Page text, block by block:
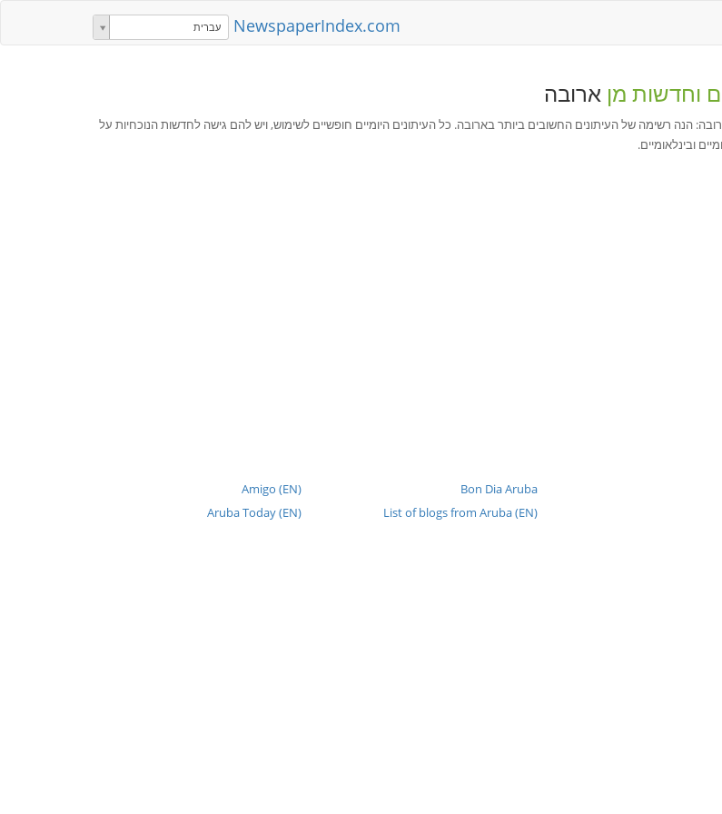
NewspaperIndex.com עברית
וחדשות מן ארובה
הנה רשימה של העיתונים החשובים ביותר בארובה. כל העיתונים היומיים חופשיים לשימוש, ויש להם גישה לחדשות הנוכחיות על
ובינלאומיים.
Amigo (EN)
Aruba Today (EN)
Bon Dia Aruba
List of blogs from Aruba (EN)